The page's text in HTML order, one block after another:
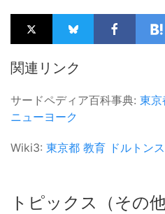
関連リンク
サードペディア百科事典: 東京
ニューヨーク
Wiki3: 東京都 教育 ドルトン
トピックス（その他